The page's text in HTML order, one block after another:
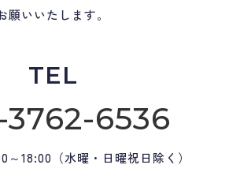
願いいたします。
TEL
6536
18:00（水曜・日曜祝日除く）